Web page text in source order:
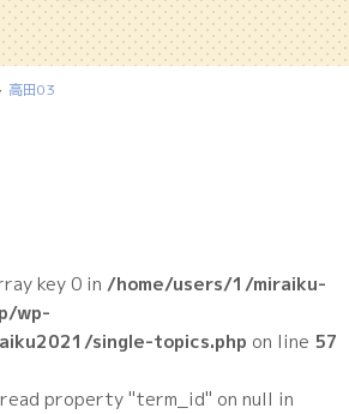
高田03
key 0 in /home/users/1/miraiku-
wp-
single-topics.php on line 57
property "term_id" on null in